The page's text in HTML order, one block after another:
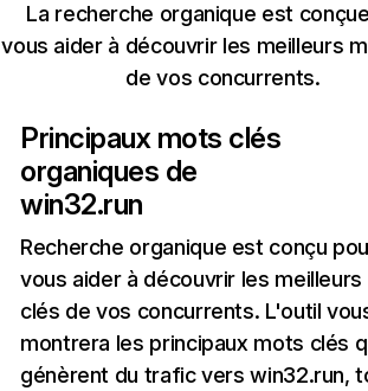
La recherche organique est
vous aider à découvrir les meilleurs
de vos concurrents.
Principaux mots clés
organiques de
win32.run
Recherche organique est conçu
vous aider à découvrir les
clés de vos concurrents. L'outil
montrera les principaux mots clés
génèrent du trafic vers win32.run,